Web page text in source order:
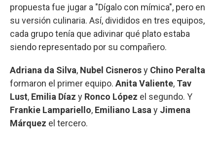
propuesta fue jugar a "Dígalo con mímica", pero en
su versión culinaria. Así, divididos en tres equipos,
cada grupo tenía que adivinar qué plato estaba
siendo representado por su compañero.
Adriana da Silva, Nubel Cisnerosy Chino Peralta
formaron el primer equipo. Anita Valiente, Tav
Lust, Emilia Díaz y Ronco López el segundo. Y
Frankie Lampariello, Emiliano Lasa y Jimena
Márquez el tercero.